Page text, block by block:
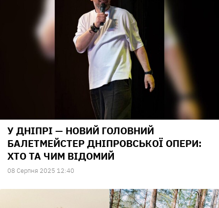
У ДНІПРІ — НОВИЙ ГОЛОВНИЙ
БАЛЕТМЕЙСТЕР ДНІПРОВСЬКОЇ ОПЕРИ:
ХТО ТА ЧИМ ВІДОМИЙ
08 Серпня 2025 12:40